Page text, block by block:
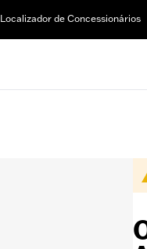
Localizador de Concessionários